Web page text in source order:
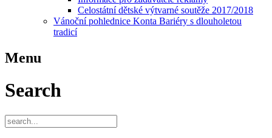
Celostátní dětské výtvarné soutěže 2017/2018
Vánoční pohlednice Konta Bariéry s dlouholetou
tradicí
Menu
Search